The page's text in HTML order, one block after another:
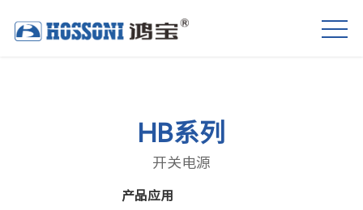
HB系列
开关电源
产品应用